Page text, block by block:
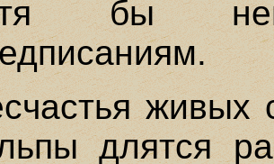
бы
живых
длятся